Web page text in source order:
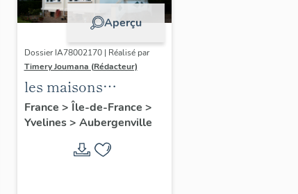
Aperçu
Dossier IA78002170 | Réalisé par
Timery Joumana (Rédacteur)
les maisons
d'Elisabethville
France > Île-de-France >
Yvelines> Aubergenville